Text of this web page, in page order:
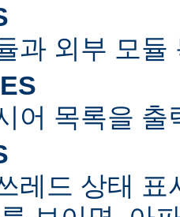
과 외부 모듈
어 목록을 출
레드 상태 표